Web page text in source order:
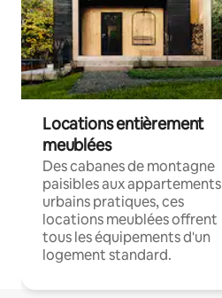
Locations entièrement
meublées
Des cabanes de montagne
paisibles aux appartements
urbains pratiques, ces
locations meublées offrent
tous les équipements d'un
logement standard.